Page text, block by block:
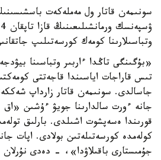
سونىمەن قاتار ول مەملەكەت
وتباسىلارىنا كومەك كورسەتىلىپ
«بۇگىنگى تاڭدا ءاربىر وتباسىنا
تىس قاراجات اياسىندا قاجەتتى
جاسالدى. سونىمەن قاتار زارداپ
جانە ءورت سالدارىنا جويۋ ءۇشىن
قورىندا ەسەپشوت اشىلدى. بارلىق
كولەمدە كورسەتىلەتىن بولادى. اپات
جۇمىستارى باقىلاۋدا»، - دەدى نۇرلان